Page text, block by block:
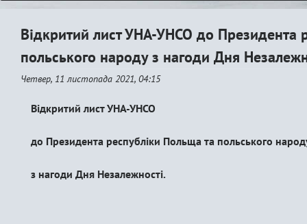
Відкритий лист УНА-УНСО до Президента
польського народу з нагоди Дня
Четвер, 11 листопада 2021, 04:15
Відкритий лист УНА-УНСО
до Президента республіки Польща та польського
з нагоди Дня Незалежності.